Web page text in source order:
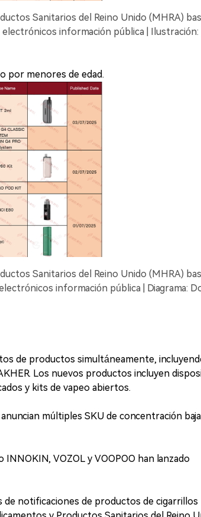
Sanitarios del Reino Unido (MHRA)
información pública | Ilustración:
por menores de edad.
Sanitarios del Reino Unido (MHRA)
información pública | Diagrama:
de productos simultáneamente,
Los nuevos productos incluyen
y kits de vapeo abiertos.
múltiples SKU de concentración
VOZOL y VOOPOO han lanzado
de notificaciones de productos de cigarrillos